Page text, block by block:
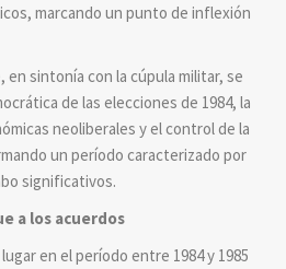
marcando un punto de inflexión
sintonía con la cúpula militar, se
de las elecciones de 1984, la
neoliberales y el control de la
un período caracterizado por
significativos.
a los acuerdos
en el período entre 1984 y 1985